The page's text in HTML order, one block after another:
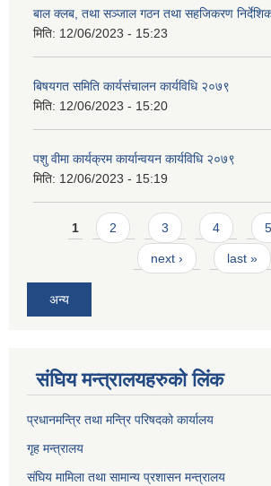
बाल क्लब, तथा सञ्जाल गठन तथा सहजिकरण
मिति: 12/06/2023 - 15:23
बिषयगत समिति कार्यसंचालन कार्यविधि २०७९
मिति: 12/06/2023 - 15:20
पशु वीमा कार्यक्रम कार्यान्वयन कार्यविधि २०७९
मिति: 12/06/2023 - 15:19
Pages
1 2 3 4 5
next › last »
अन्य
संघिय मन्त्र‍ालयहरुको लिंक
प्रधानमन्त्रि तथा मन्त्रि परिषदको कार्यालय
गृह मन्त्रालय
संघिय मामिला तथा सामान्य प्रशासन मन्त्रालय